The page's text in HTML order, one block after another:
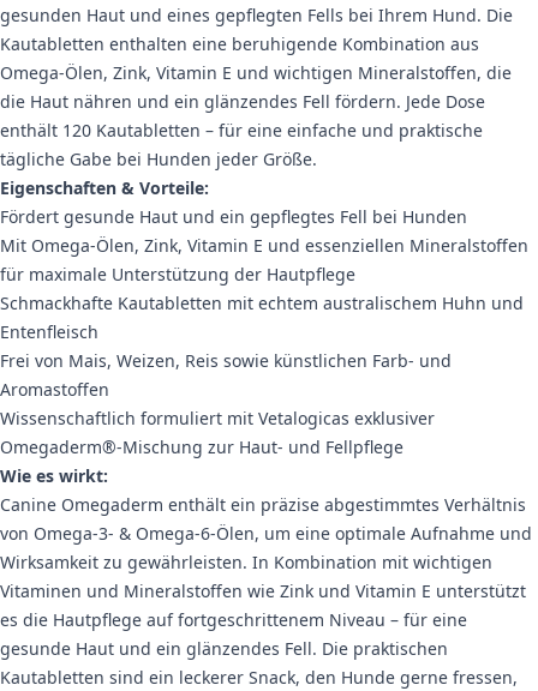
gesunden Haut und eines gepflegten Fells bei Ihrem Hund. Die
Kautabletten enthalten eine beruhigende Kombination aus
Omega-Ölen, Zink, Vitamin E und wichtigen Mineralstoffen, die
die Haut nähren und ein glänzendes Fell fördern. Jede Dose
enthält 120 Kautabletten – für eine einfache und praktische
tägliche Gabe bei Hunden jeder Größe.
Eigenschaften & Vorteile:
Fördert gesunde Haut und ein gepflegtes Fell bei Hunden
Mit Omega-Ölen, Zink, Vitamin E und essenziellen Mineralstoffen
für maximale Unterstützung der Hautpflege
Schmackhafte Kautabletten mit echtem australischem Huhn und
Entenfleisch
Frei von Mais, Weizen, Reis sowie künstlichen Farb- und
Aromastoffen
Wissenschaftlich formuliert mit Vetalogicas exklusiver
Omegaderm®-Mischung zur Haut- und Fellpflege
Wie es wirkt:
Canine Omegaderm enthält ein präzise abgestimmtes Verhältnis
von Omega-3- & Omega-6-Ölen, um eine optimale Aufnahme und
Wirksamkeit zu gewährleisten. In Kombination mit wichtigen
Vitaminen und Mineralstoffen wie Zink und Vitamin E unterstützt
es die Hautpflege auf fortgeschrittenem Niveau – für eine
gesunde Haut und ein glänzendes Fell. Die praktischen
Kautabletten sind ein leckerer Snack, den Hunde gerne fressen,